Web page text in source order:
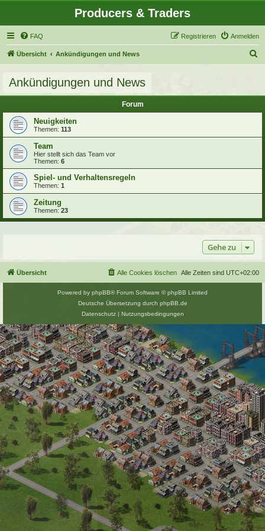
Producers & Traders
FAQ Anmelden
Registrieren
Übersicht Ankündigungen und News
h
Ankündigungen und News
Forum
Neuigkeiten
Themen: 113
Team
Hier stellt sich das Team vor
Themen: 6
Spiel- und Verhaltensregeln
Themen: 1
Zeitung
Themen: 23
Gehe zu
Übersicht Alle Zeiten sind UTC+02:00
Alle Cookies löschen
Powered by phpBB® Forum Software © phpBB Limited
Deutsche Übersetzung durch phpBB.de
Datenschutz| Nutzungsbedingungen